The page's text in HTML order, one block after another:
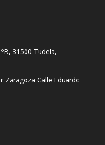
31500 Tudela,
Zaragoza Calle Eduardo